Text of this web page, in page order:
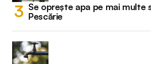
Se oprește apa pe mai multe
Pescărie